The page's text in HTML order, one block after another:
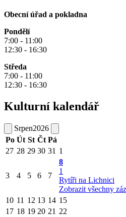
Obecní úřad a pokladna
Pondělí
7:00 - 11:00
12:30 - 16:30
Středa
7:00 - 11:00
12:30 - 16:30
Kulturní kalendář
Srpen2026
Po Út St Čt Pá
27 28 29 30 31 1
3 4 5 6 7
8
1
Rytíři na Lichnici
Zobrazit všechny
10 11 12 13 14 15
17 18 19 20 21 22